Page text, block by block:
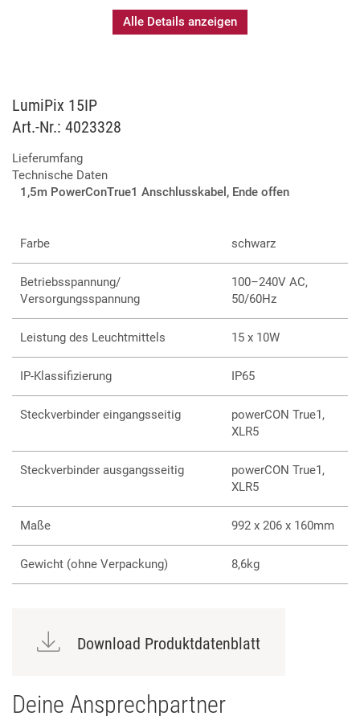
Alle Details anzeigen
LumiPix 15IP
Art.-Nr.: 4023328
Lieferumfang
Technische Daten
1,5m PowerConTrue1 Anschlusskabel, Ende offen
Farbe schwarz
Betriebsspannung/
Versorgungsspannung
100–240V AC,
50/60Hz
Leistung des Leuchtmittels 15 x 10W
IP-Klassifizierung IP65
Steckverbinder eingangsseitig
powerCON True1,
XLR5
Steckverbinder ausgangsseitig
powerCON True1,
XLR5
Maße 992 x 206 x 160mm
Gewicht (ohne Verpackung) 8,6kg
Download Produktdatenblatt
Deine Ansprechpartner